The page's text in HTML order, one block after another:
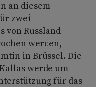
an diesem
zwei
von Russland
werden,
in Brüssel. Die
werde um
für das